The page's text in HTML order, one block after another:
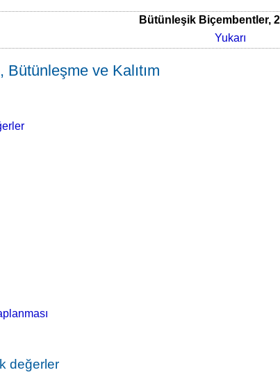
Bütünleşik Biçembentler,
Yukarı
ve Kalıtım
değerler